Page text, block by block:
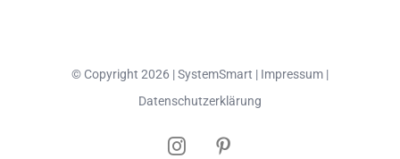
© Copyright 2026 |SystemSmart | Impressum |
Datenschutzerklärung
Instagram